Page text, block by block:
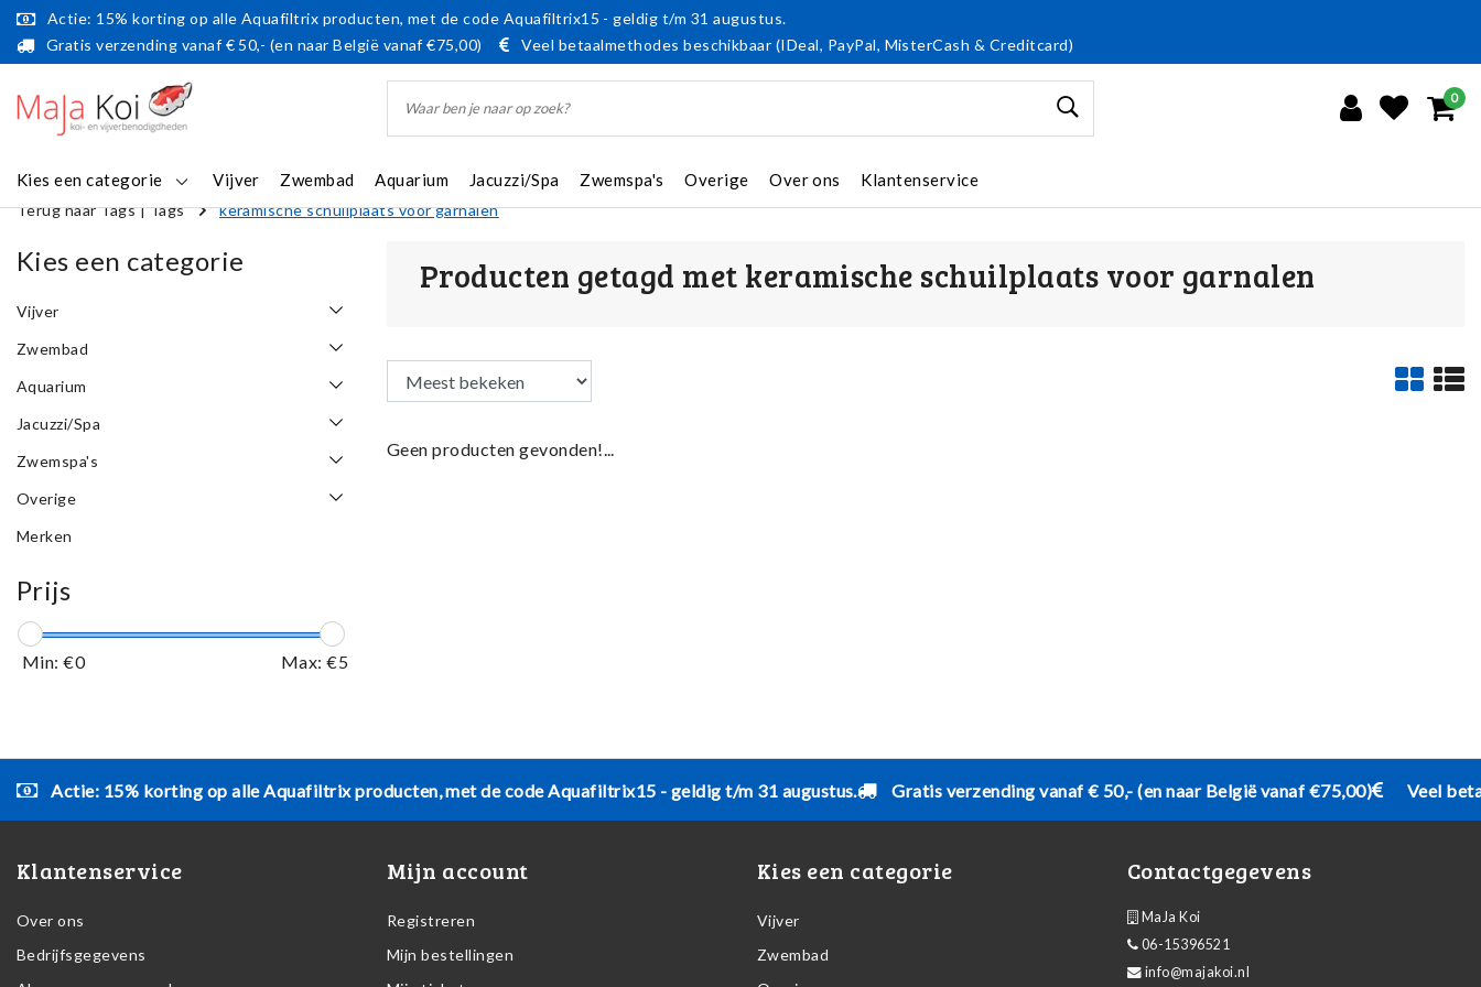
Actie: 15% korting op alle Aquafiltrix producten, met de code Aquafiltrix15 - geldig t/m 31 augustus.
Gratis verzending vanaf € 50,- (en naar België vanaf €75,00)
Veel betaalmethodes beschikbaar (IDeal, PayPal, MisterCash & Creditcard)
0
Kies een categorie Vijver Zwembad Aquarium Jacuzzi/Spa Zwemspa's Overige Over ons Klantenservice
Terug naar Tags|Tags keramische schuilplaats voor garnalen
Kies een categorie
Vijver
Zwembad
Aquarium
Jacuzzi/Spa
Zwemspa's
Overige
Merken
Prijs
Min: €0 Max: €5
Producten getagd met keramische schuilplaats voor garnalen
Geen producten gevonden!...
Actie: 15% korting op alle Aquafiltrix producten, met de code Aquafiltrix15 - geldig t/m 31 augustus. Gratis verzending vanaf € 50,- (en naar België vanaf €75,00) Veel
Klantenservice
Over ons
Bedrijfsgegevens
Mijn account
Registreren
Mijn bestellingen
Kies een categorie
Vijver
Zwembad
Contactgegevens
MaJa Koi
06-15396521
info@majakoi.nl